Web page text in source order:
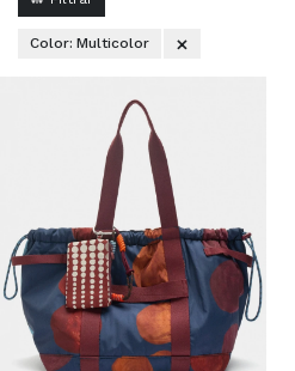
Color: Multicolor